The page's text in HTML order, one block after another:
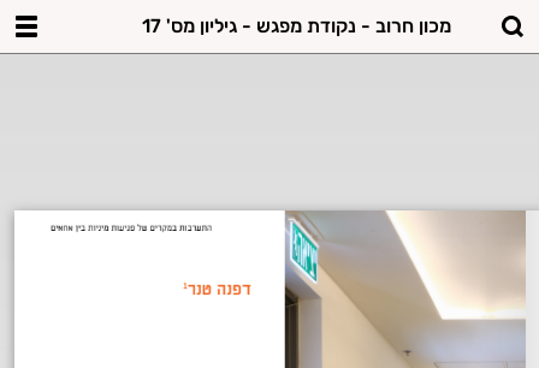
מכון חרוב - נקודת מפגש - גיליון מס' 17